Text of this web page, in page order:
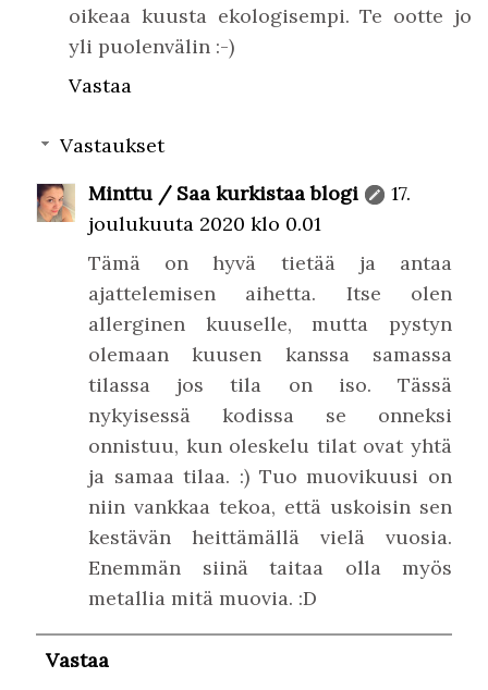
oikeaa kuusta ekologisempi. Te ootte jo
yli puolenvälin :-)
Vastaa
Vastaukset
Minttu / Saa kurkistaa blogi
17.
joulukuuta 2020 klo 0.01
Tämä on hyvä tietää ja antaa
ajattelemisen aihetta. Itse olen
allerginen kuuselle, mutta pystyn
olemaan kuusen kanssa samassa
tilassa jos tila on iso. Tässä
nykyisessä kodissa se onneksi
onnistuu, kun oleskelu tilat ovat yhtä
ja samaa tilaa. :) Tuo muovikuusi on
niin vankkaa tekoa, että uskoisin sen
kestävän heittämällä vielä vuosia.
Enemmän siinä taitaa olla myös
metallia mitä muovia. :D
Vastaa